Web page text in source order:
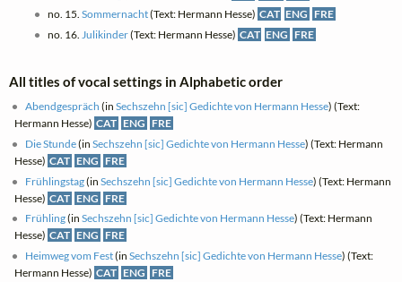
no. 15. Sommernacht(Text: Hermann Hesse) CAT ENG FRE
no. 16. Julikinder(Text: Hermann Hesse) CAT ENG FRE
All titles of vocal settings in Alphabetic order
Abendgespräch (inSechszehn [sic] Gedichte von Hermann Hesse) (Text:
Hermann Hesse) CAT ENG FRE
Die Stunde(inSechszehn [sic] Gedichte von Hermann Hesse) (Text: Hermann
Hesse) CAT ENG FRE
Frühlingstag(inSechszehn [sic] Gedichte von Hermann Hesse) (Text: Hermann
Hesse) CAT ENG FRE
Frühling(inSechszehn [sic] Gedichte von Hermann Hesse) (Text: Hermann
Hesse) CAT ENG FRE
Heimweg vom Fest(inSechszehn [sic] Gedichte von Hermann Hesse) (Text:
Hermann Hesse) CAT ENG FRE